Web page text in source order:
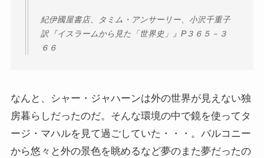
紀伊國屋書店、タミム・アンサーリー、小沢千重子
訳『イスラームから見た「世界史」』P３６５－３
６６
なんと、シャー・ジャハーンは外の世界が見えない独
房暮らしだったのだ。そんな環境の中で鏡を使ってタ
ージ・マハルを見て過ごしていた・・・。バルコニー
から悠々と外の景色を眺めるなど夢のまた夢だったの